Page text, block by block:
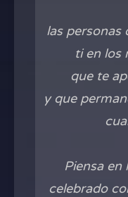
las personas
ti en los
que te
y que
Piensa en
celebrado